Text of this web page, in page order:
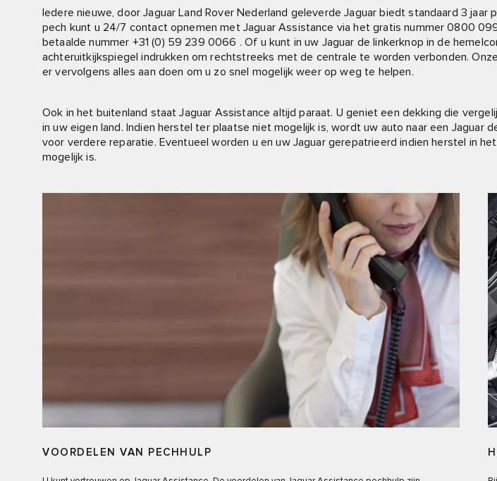
Iedere nieuwe, door Jaguar Land Rover Nederland geleverde Jaguar biedt standaard 3 jaar
pech kunt u 24/7 contact opnemen met Jaguar Assistance via het gratis nummer 0800
betaalde nummer +31 (0) 59 239 0066 . Of u kunt in uw Jaguar de linkerknop in de
achteruitkijkspiegel indrukken om rechtstreeks met de centrale te worden verbonden.
er vervolgens alles aan doen om u zo snel mogelijk weer op weg te helpen.
Ook in het buitenland staat Jaguar Assistance altijd paraat. U geniet een dekking die
in uw eigen land. Indien herstel ter plaatse niet mogelijk is, wordt uw auto naar een Jaguar
voor verdere reparatie. Eventueel worden u en uw Jaguar gerepatrieerd indien herstel in
mogelijk is.
VOORDELEN VAN PECHHULP